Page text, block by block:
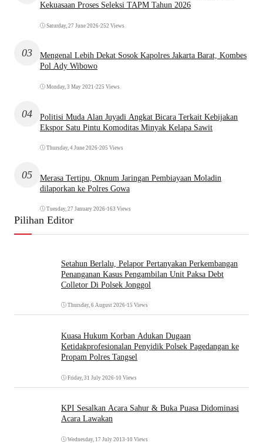
Kekuasaan Proses Seleksi TAPM Tahun 2026
Saturday, 27 June 2026•252 Views
03
Mengenal Lebih Dekat Sosok Kapolres Jakarta Barat, Kombes
Pol Ady Wibowo
Monday, 3 May 2021 •225 Views
04
Politisi Muda Alan Juyadi Angkat Bicara Terkait Kebijakan
Ekspor Satu Pintu Komoditas Minyak Kelapa Sawit
Thursday, 4 June 2026•205 Views
05
Merasa Tertipu, Oknum Jaringan Pembiayaan Moladin
dilaporkan ke Polres Gowa
Tuesday, 27 January 2026•163 Views
Pilihan Editor
Setahun Berlalu, Pelapor Pertanyakan Perkembangan
Penanganan Kasus Pengambilan Unit Paksa Debt
Colletor Di Polsek Jonggol
Thursday, 6 August 2026•15 Views
Kuasa Hukum Korban Adukan Dugaan
Ketidakprofesionalan Penyidik Polsek Pagedangan ke
Propam Polres Tangsel
Friday, 31 July 2026•10 Views
KPI Sesalkan Acara Sahur & Buka Puasa Didominasi
Acara Lawakan
Wednesday, 17 July 2013 •10 Views